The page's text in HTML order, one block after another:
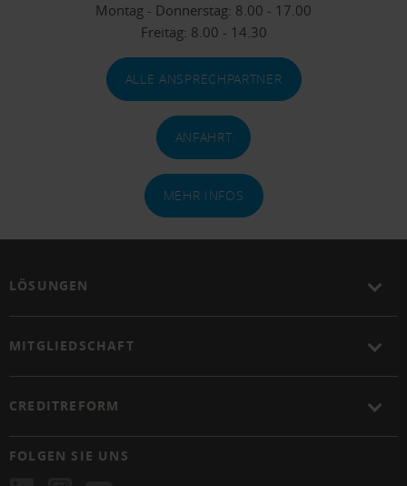
Montag - Donnerstag: 8.00 - 17.00
Freitag: 8.00 - 14.30
ALLE ANSPRECHPARTNER
ANFAHRT
MEHR INFOS
LÖSUNGEN
MITGLIEDSCHAFT
CREDITREFORM
FOLGEN SIE UNS